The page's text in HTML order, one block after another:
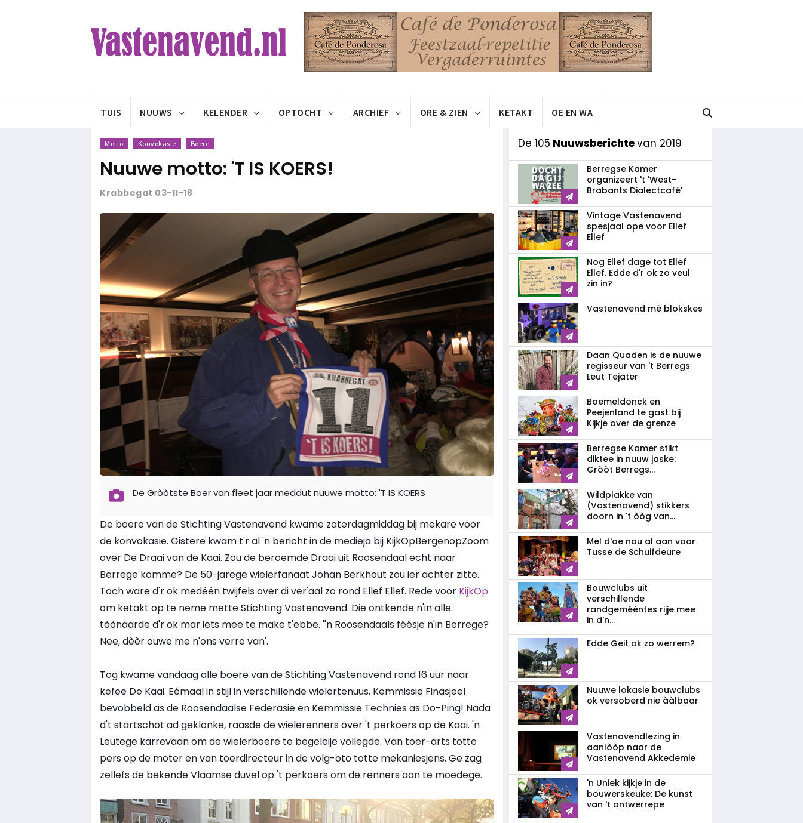
TUIS NUUWS KELENDER OPTOCHT ARCHIEF ORE & ZIEN KETAKT OE EN WA
Motto Konvokasie Boere
Nuuwe motto: 'T IS KOERS!
Krabbegat 03-11-18
De Gròòtste Boer van fleet jaar meddut nuuwe motto: 'T IS KOERS
De boere van de Stichting Vastenavend kwame zaterdagmiddag bij mekare voor
de konvokasie. Gistere kwam t'r al 'n bericht in de medieja bij KijkOpBergenopZoom
over De Draai van de Kaai. Zou de beroemde Draai uit Roosendaal echt naar
Berrege komme? De 50-jarege wielerfanaat Johan Berkhout zou ier achter zitte.
Toch ware d'r ok medéén twijfels over di ver'aal zo rond Ellef Ellef. Rede voor KijkOp
om ketakt op te neme mette Stichting Vastenavend. Die ontkende n'in alle
tòònaarde d'r ok mar iets mee te make t'ebbe. ''n Roosendaals féésje n'in Berrege?
Nee, dèèr ouwe me n'ons verre van'.
Tog kwame vandaag alle boere van de Stichting Vastenavend rond 16 uur naar
kefee De Kaai. Eémaal in stijl in verschillende wielertenuus. Kemmissie Finasjeel
bevobbeld as de Roosendaalse Federasie en Kemmissie Technies as Do-Ping! Nada
d't startschot ad geklonke, raasde de wielerenners over 't perkoers op de Kaai. 'n
Leutege karrevaan om de wielerboere te begeleije vollegde. Van toer-arts totte
pers op de moter en van toerdirecteur in de volg-oto totte mekaniesjens. Ge zag
zellefs de bekende Vlaamse duvel op 't perkoers om de renners aan te moedege.
De 105 Nuuwsberichtevan 2019
Berregse Kamer
organizeert 't 'West-
Brabants Dialectcafé'
Vintage Vastenavend
spesjaal ope voor Ellef
Ellef
Nog Ellef dage tot Ellef
Ellef. Edde d'r ok zo veul
zin in?
Vastenavend mè blokskes
Daan Quaden is de nuuwe
regisseur van 't Berregs
Leut Tejater
Boemeldonck en
Peejenland te gast bij
Kijkje over de grenze
Berregse Kamer stikt
diktee in nuuw jaske:
Gròòt Berregs...
Wildplakke van
(Vastenavend) stikkers
doorn in 't òòg van...
Mel d'oe nou al aan voor
Tusse de Schuifdeure
Bouwclubs uit
verschillende
randgemééntes rijje mee
in d'n...
Edde Geit ok zo werrem?
Nuuwe lokasie bouwclubs
ok versoberd nie ààlbaar
Vastenavendlezing in
aanlòòp naar de
Vastenavend Akkedemie
'n Uniek kijkje in de
bouwerskeuke: De kunst
van 't ontwerrepe